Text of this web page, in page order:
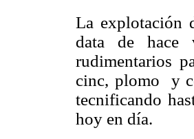
La explotación
data de hace
rudimentarios
cinc, plomo y
tecnificando
hoy en día.